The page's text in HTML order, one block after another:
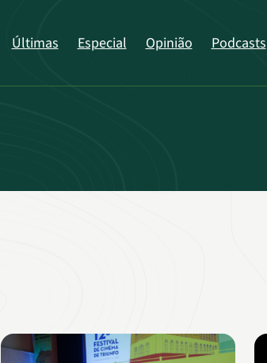
Últimas Especial Opinião Podcasts